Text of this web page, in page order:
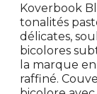
Koverbook
tonalités
délicates,
bicolores
la marque
raffiné.